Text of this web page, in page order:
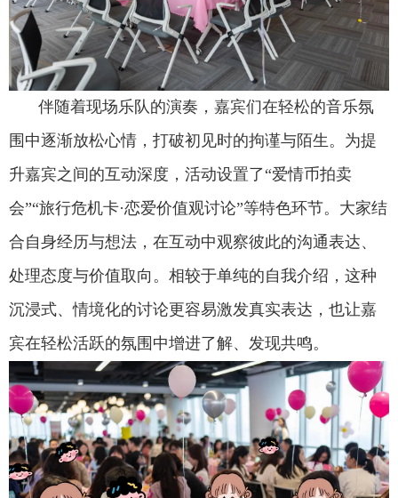
伴随着现场乐队的演奏，嘉宾们在轻松的音乐氛
围中逐渐放松心情，打破初见时的拘谨与陌生。为提
升嘉宾之间的互动深度，活动设置了“爱情币拍卖
会”“旅行危机卡·恋爱价值观讨论”等特色环节。大家结
合自身经历与想法，在互动中观察彼此的沟通表达、
处理态度与价值取向。相较于单纯的自我介绍，这种
沉浸式、情境化的讨论更容易激发真实表达，也让嘉
宾在轻松活跃的氛围中增进了解、发现共鸣。